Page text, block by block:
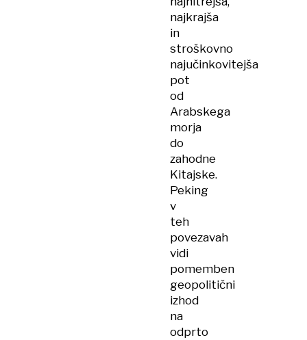
najkrajša
in
stroškovno
najučinkovitejša
pot
od
Arabskega
morja
do
zahodne
Kitajske.
Peking
v
teh
povezavah
vidi
pomemben
geopolitični
izhod
na
odprto